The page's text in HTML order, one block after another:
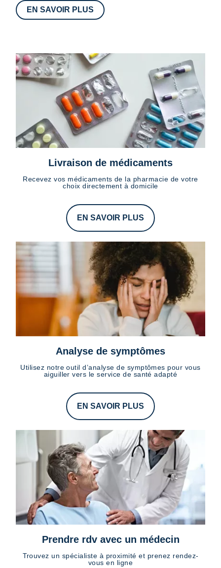
EN SAVOIR PLUS
Livraison de médicaments
Recevez vos médicaments de la pharmacie de votre
choix directement à domicile
EN SAVOIR PLUS
Analyse de symptômes
Utilisez notre outil d’analyse de symptômes pour vous
aiguiller vers le service de santé adapté
EN SAVOIR PLUS
Prendre rdv avec un médecin
Trouvez un spécialiste à proximité et prenez rendez-
vous en ligne